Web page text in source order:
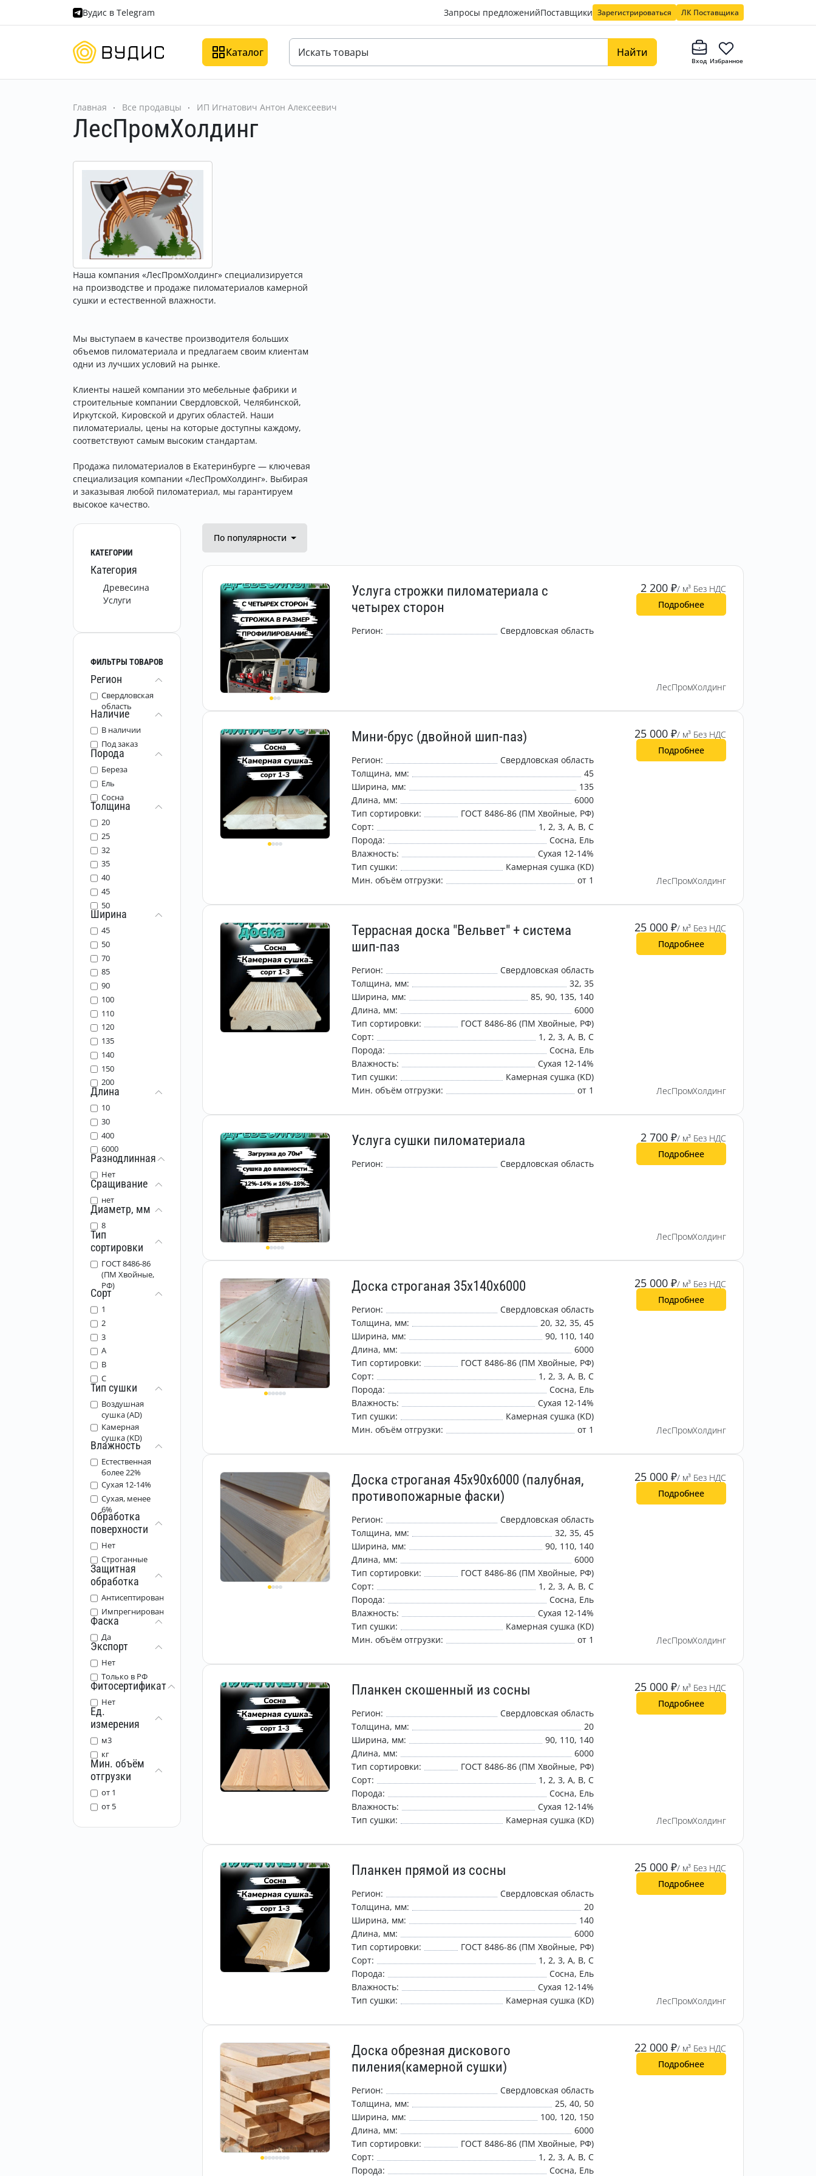
Вудис в Telegram Запросы предложенийПоставщики Зарегистрироваться ЛК Поставщика
Каталог Найти
Вход Избранное
Главная Все продавцы ИП Игнатович Антон Алексеевич
ЛесПромХолдинг
Наша компания «ЛесПромХолдинг» специализируется
на производстве и продаже пиломатериалов камерной
сушки и естественной влажности.
Мы выступаем в качестве производителя больших
объемов пиломатериала и предлагаем своим клиентам
одни из лучших условий на рынке.
Клиенты нашей компании это мебельные фабрики и
строительные компании Свердловской, Челябинской,
Иркутской, Кировской и других областей. Наши
пиломатериалы, цены на которые доступны каждому,
соответствуют самым высоким стандартам.
Продажа пиломатериалов в Екатеринбурге — ключевая
специализация компании «ЛесПромХолдинг». Выбирая
и заказывая любой пиломатериал, мы гарантируем
высокое качество.
КАТЕГОРИИ
Категория
Древесина
Услуги
ФИЛЬТРЫ ТОВАРОВ
Регион
Свердловская
область
Наличие
В наличии
Под заказ
Порода
Береза
Ель
Сосна
Толщина
20
25
32
35
40
45
50
Ширина
45
50
70
85
90
100
110
120
135
140
150
200
Длина
10
30
400
6000
Разнодлинная
Нет
Сращивание
нет
Диаметр, мм
8
Тип
сортировки
ГОСТ 8486-86
(ПМ Хвойные,
РФ)
Сорт
1
2
3
A
B
C
Тип сушки
Воздушная
сушка (AD)
Камерная
сушка (KD)
Влажность
Естественная
более 22%
Сухая 12-14%
Сухая, менее
6%
Обработка
поверхности
Нет
Строганные
Защитная
обработка
Антисептированные
Импрегнированные
Фаска
Да
Экспорт
Нет
Только в РФ
Фитосертификат
Нет
Ед.
измерения
м3
кг
Мин. объём
отгрузки
от 1
от 5
По популярности
Услуга строжки пиломатериала с
четырех сторон
Регион: Свердловская область
2 200 ₽/ м³ Без НДС
Подробнее
ЛесПромХолдинг
Мини-брус (двойной шип-паз)
Регион:
Свердловская область
Толщина, мм:
45
Ширина, мм:
135
Длина, мм:
6000
Тип сортировки:
ГОСТ 8486-86 (ПМ Хвойные, РФ)
Сорт:
1, 2, 3, A, B, C
Порода:
Сосна, Ель
Влажность:
Сухая 12-14%
Тип сушки:
Камерная сушка (KD)
Мин. объём отгрузки:
от 1
25 000 ₽/ м³ Без НДС
Подробнее
ЛесПромХолдинг
Террасная доска "Вельвет" + система
шип-паз
Регион:
Свердловская область
Толщина, мм:
32, 35
Ширина, мм:
85, 90, 135, 140
Длина, мм:
6000
Тип сортировки:
ГОСТ 8486-86 (ПМ Хвойные, РФ)
Сорт:
1, 2, 3, A, B, C
Порода:
Сосна, Ель
Влажность:
Сухая 12-14%
Тип сушки:
Камерная сушка (KD)
Мин. объём отгрузки:
от 1
25 000 ₽/ м³ Без НДС
Подробнее
ЛесПромХолдинг
Услуга сушки пиломатериала
Регион: Свердловская область
2 700 ₽/ м³ Без НДС
Подробнее
ЛесПромХолдинг
Доска строганая 35х140х6000
Регион:
Свердловская область
Толщина, мм:
20, 32, 35, 45
Ширина, мм:
90, 110, 140
Длина, мм:
6000
Тип сортировки:
ГОСТ 8486-86 (ПМ Хвойные, РФ)
Сорт:
1, 2, 3, A, B, C
Порода:
Сосна, Ель
Влажность:
Сухая 12-14%
Тип сушки:
Камерная сушка (KD)
Мин. объём отгрузки:
от 1
25 000 ₽/ м³ Без НДС
Подробнее
ЛесПромХолдинг
Доска строганая 45х90х6000 (палубная,
противопожарные фаски)
Регион:
Свердловская область
Толщина, мм:
32, 35, 45
Ширина, мм:
90, 110, 140
Длина, мм:
6000
Тип сортировки:
ГОСТ 8486-86 (ПМ Хвойные, РФ)
Сорт:
1, 2, 3, A, B, C
Порода:
Сосна, Ель
Влажность:
Сухая 12-14%
Тип сушки:
Камерная сушка (KD)
Мин. объём отгрузки:
от 1
25 000 ₽/ м³ Без НДС
Подробнее
ЛесПромХолдинг
Планкен скошенный из сосны
Регион:
Свердловская область
Толщина, мм:
20
Ширина, мм:
90, 110, 140
Длина, мм:
6000
Тип сортировки:
ГОСТ 8486-86 (ПМ Хвойные, РФ)
Сорт:
1, 2, 3, A, B, C
Порода:
Сосна, Ель
Влажность:
Сухая 12-14%
Тип сушки:
Камерная сушка (KD)
25 000 ₽/ м³ Без НДС
Подробнее
ЛесПромХолдинг
Планкен прямой из сосны
Регион:
Свердловская область
Толщина, мм:
20
Ширина, мм:
140
Длина, мм:
6000
Тип сортировки:
ГОСТ 8486-86 (ПМ Хвойные, РФ)
Сорт:
1, 2, 3, A, B, C
Порода:
Сосна, Ель
Влажность:
Сухая 12-14%
Тип сушки:
Камерная сушка (KD)
25 000 ₽/ м³ Без НДС
Подробнее
ЛесПромХолдинг
Доска обрезная дискового
пиления(камерной сушки)
Регион:
Свердловская область
Толщина, мм:
25, 40, 50
Ширина, мм:
100, 120, 150
Длина, мм:
6000
Тип сортировки:
ГОСТ 8486-86 (ПМ Хвойные, РФ)
Сорт:
1, 2, 3, A, B, C
Порода:
Сосна, Ель
22 000 ₽/ м³ Без НДС
Подробнее